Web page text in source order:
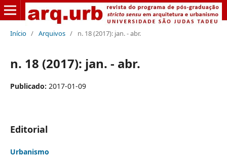
Início / Arquivos / n. 18 (2017): jan. - abr.
n. 18 (2017): jan. - abr.
Publicado: 2017-01-09
Editorial
Urbanismo